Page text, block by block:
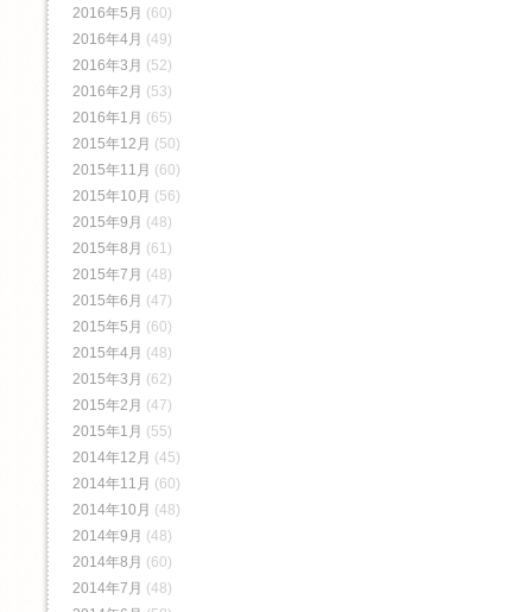
2016年5月 (60)
2016年4月 (49)
2016年3月 (52)
2016年2月 (53)
2016年1月 (65)
2015年12月 (50)
2015年11月 (60)
2015年10月 (56)
2015年9月 (48)
2015年8月 (61)
2015年7月 (48)
2015年6月 (47)
2015年5月 (60)
2015年4月 (48)
2015年3月 (62)
2015年2月 (47)
2015年1月 (55)
2014年12月 (45)
2014年11月 (60)
2014年10月 (48)
2014年9月 (48)
2014年8月 (60)
2014年7月 (48)